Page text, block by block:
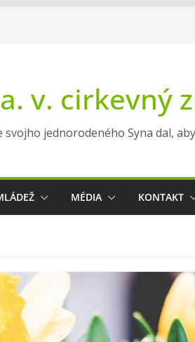
v. cirkevný
jednorodeného Syna dal,
MÉDIA KONTAKT